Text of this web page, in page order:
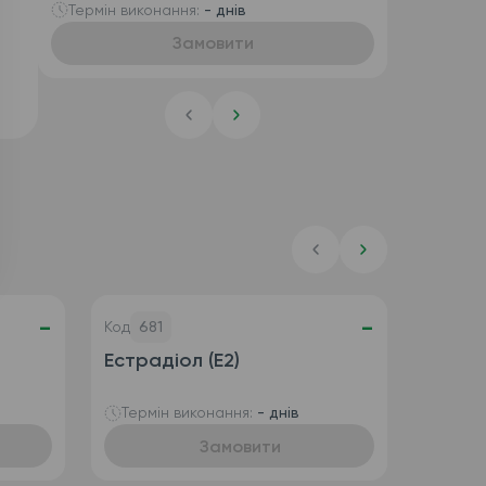
IgG та антитіла IgA)
Термін виконання: - днів
Замовити
- Код 681 -
Естрадіол (E2)
Термін виконання: - днів
Замовити